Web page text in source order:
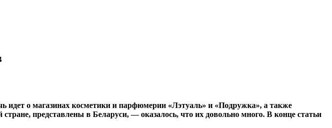
идет о магазинах косметики и парфюмерии «Лэтуаль» и «Подружка», а также
представлены в Беларуси, — оказалось, что их довольно много. В конце статьи